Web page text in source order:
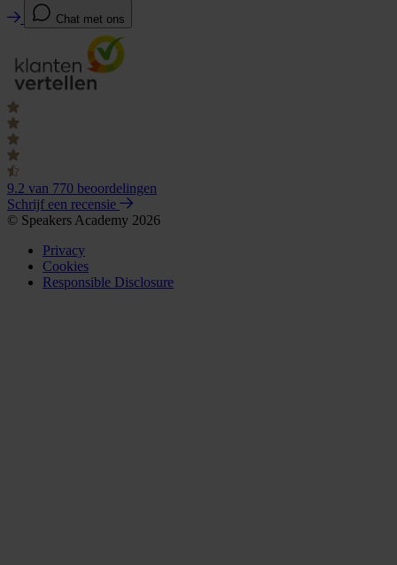
Chat met ons
9.2 van 770 beoordelingen
Schrijf een recensie
© Speakers Academy 2026
Privacy
Cookies
Responsible Disclosure